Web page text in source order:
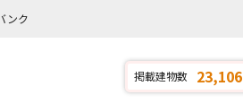
ンク
掲載建物数 23,106